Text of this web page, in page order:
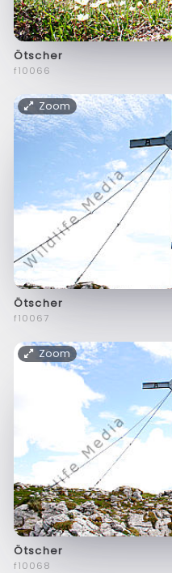
Ötscher
f10066
Zoom
Ötscher
f10067
Zoom
Ötscher
f10068